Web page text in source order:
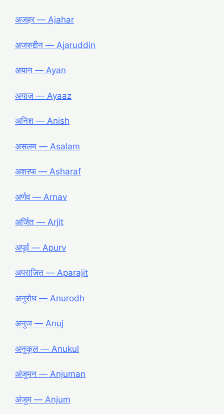
अजहर ― Ajahar
अजरुद्दीन ― Ajaruddin
अयान ― Ayan
अयाज ― Ayaaz
अनिश ― Anish
असलम ― Asalam
अशरफ ― Asharaf
अर्णव ― Arnav
अर्जित ― Arjit
अपूर्व ― Apurv
अपराजित ― Aparajit
अनुरोध ― Anurodh
अनुज ― Anuj
अनुकूल ― Anukul
अंजुमन ― Anjuman
अंजुम ― Anjum